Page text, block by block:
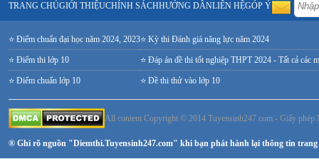
TRANG CHỦGIỚI THIỆUCHÍNH SÁCHHƯỚNG DẪNLIÊN HỆGÓP Ý
⭐ Điểm chuẩn đại học năm 2024, 2023
⭐ Điểm thi lớp 10
⭐ Điểm chuẩn lớp 10
⭐ Kỳ thi Đánh giá năng lực năm 2024
⭐ Đáp án đề thi tốt nghiệp THPT 2024 - Tất cả các
⭐ Đề thi thử vào lớp 10
All content Copyright © 2014 Tuyensinh247.com - Giấy
® Ghi rõ nguồn "Diemthi.Tuyensinh247.com" khi bạn phát hành lại thông tin trang